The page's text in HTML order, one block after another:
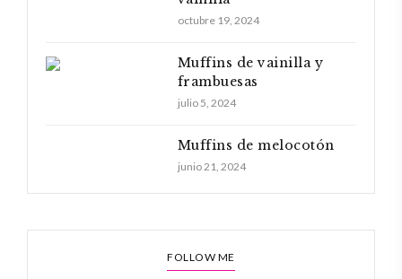
octubre 19, 2024
Muffins de vainilla y
frambuesas
julio 5, 2024
Muffins de melocotón
junio 21, 2024
FOLLOW ME